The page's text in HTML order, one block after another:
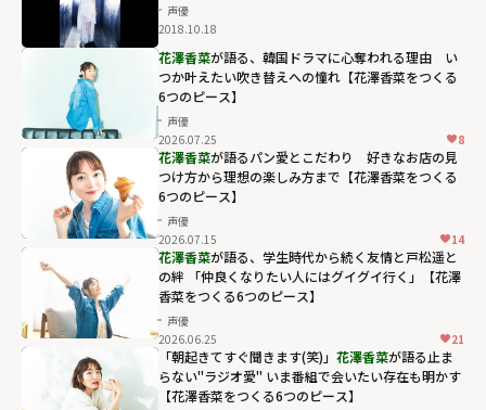
声優
2018.10.18
花澤香菜が語る、韓国ドラマに心奪われる理由 い
つか叶えたい吹き替えへの憧れ【花澤香菜をつくる
6つのピース】
声優
2026.07.25
8
花澤香菜が語るパン愛とこだわり 好きなお店の見
つけ方から理想の楽しみ方まで【花澤香菜をつくる
6つのピース】
声優
2026.07.15
14
花澤香菜が語る、学生時代から続く友情と戸松遥と
の絆 「仲良くなりたい人にはグイグイ行く」【花澤
香菜をつくる6つのピース】
声優
2026.06.25
21
「朝起きてすぐ聞きます(笑)」 花澤香菜が語る止ま
らない"ラジオ愛" いま番組で会いたい存在も明かす
【花澤香菜をつくる6つのピース】